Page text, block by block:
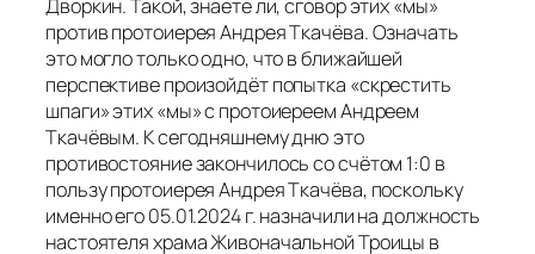
Дворкин. Такой, знаете ли, сговор этих «мы»
против протоиерея Андрея Ткачёва. Означать
это могло только одно, что в ближайшей
перспективе произойдёт попытка «скрестить
шпаги» этих «мы» с протоиереем Андреем
Ткачёвым. К сегодняшнему дню это
противостояние закончилось со счётом 1:0 в
пользу протоиерея Андрея Ткачёва, поскольку
именно его 05.01.2024 г. назначили на должность
настоятеля храма Живоначальной Троицы в